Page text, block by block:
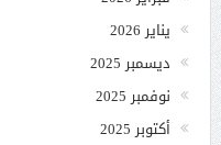
يناير 2026
ديسمبر 2025
نوفمبر 2025
أكتوبر 2025